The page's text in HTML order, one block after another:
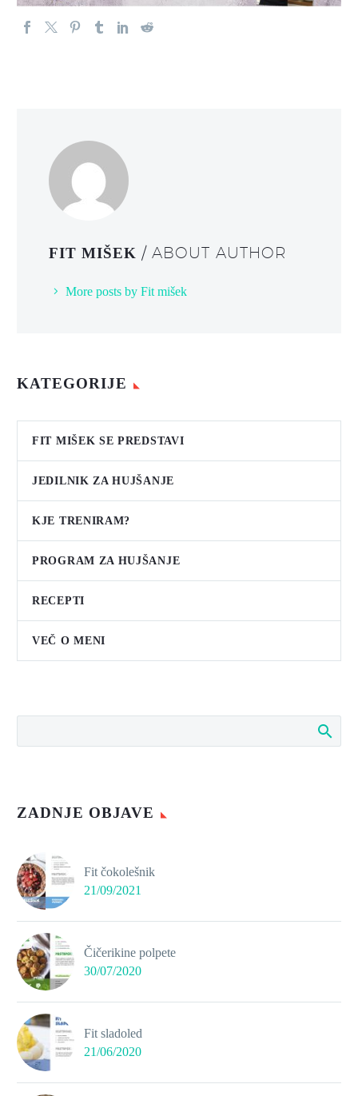
FIT MIŠEK / ABOUT AUTHOR
More posts by Fit mišek
KATEGORIJE
FIT MIŠEK SE PREDSTAVI
JEDILNIK ZA HUJŠANJE
KJE TRENIRAM?
PROGRAM ZA HUJŠANJE
RECEPTI
VEČ O MENI
ZADNJE OBJAVE
Fit čokolešnik
21/09/2021
Čičerikine polpete
30/07/2020
Fit sladoled
21/06/2020